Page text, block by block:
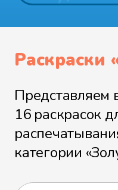
Раскраски
16 раскрасок
категории